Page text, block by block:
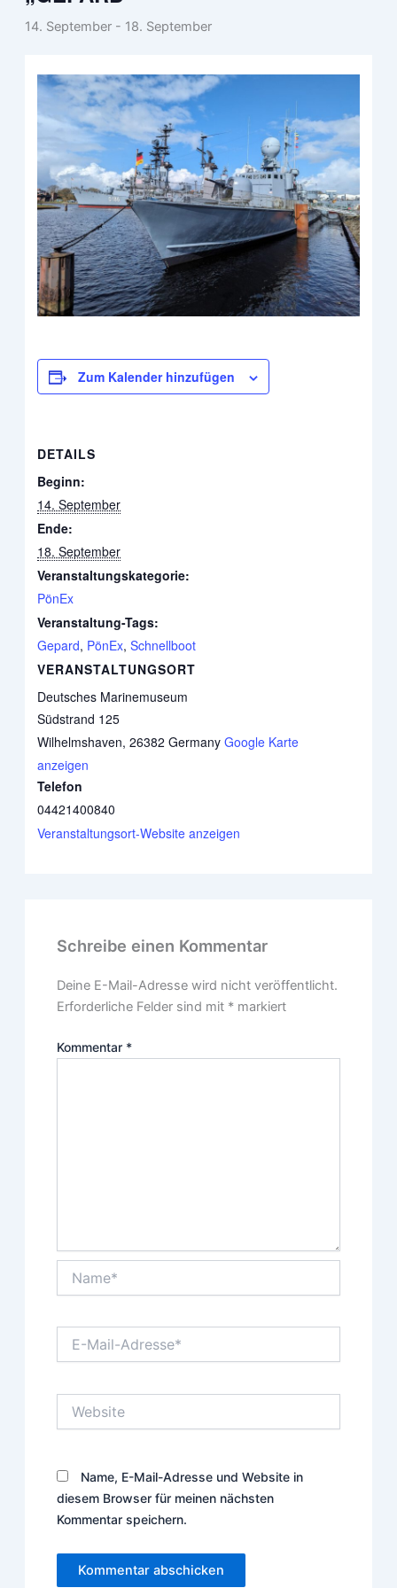
14. September- 18. September
Zum Kalender hinzufügen
DETAILS
Beginn:
14. September
Ende:
18. September
Veranstaltungskategorie:
PönEx
Veranstaltung-Tags:
Gepard, PönEx,Schnellboot
VERANSTALTUNGSORT
Deutsches Marinemuseum
Südstrand 125
Wilhelmshaven, 26382 Germany Google Karte
anzeigen
Telefon
04421400840
Veranstaltungsort-Website anzeigen
Schreibe einen Kommentar
Deine E-Mail-Adresse wird nicht veröffentlicht.
Erforderliche Felder sind mit * markiert
Kommentar *
Mail-
Name, E-Mail-Adresse und Website in
diesem Browser für meinen nächsten
Kommentar speichern.